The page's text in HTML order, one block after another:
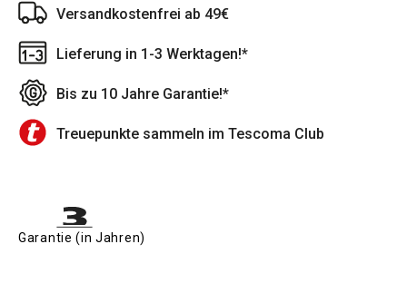
Versandkostenfrei ab 49€
Lieferung in 1-3 Werktagen!*
Bis zu 10 Jahre Garantie!*
Treuepunkte sammeln im Tescoma Club
Garantie (in Jahren)